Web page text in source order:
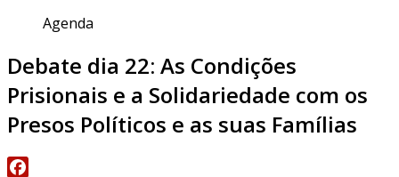
Agenda
Debate dia 22: As Condições
Prisionais e a Solidariedade com os
Presos Políticos e as suas Famílias